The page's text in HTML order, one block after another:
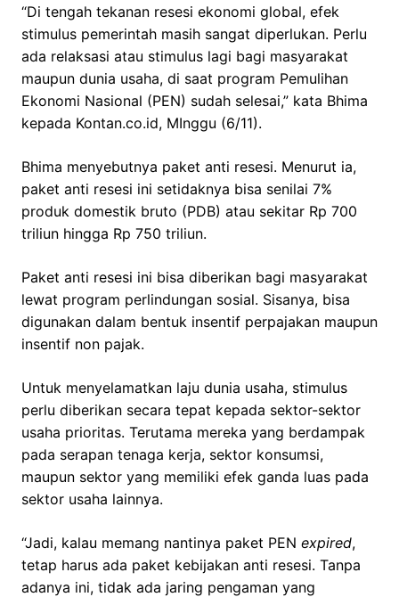
“Di tengah tekanan resesi ekonomi global, efek
stimulus pemerintah masih sangat diperlukan. Perlu
ada relaksasi atau stimulus lagi bagi masyarakat
maupun dunia usaha, di saat program Pemulihan
Ekonomi Nasional (PEN) sudah selesai,” kata Bhima
kepada Kontan.co.id, MInggu (6/11).
Bhima menyebutnya paket anti resesi. Menurut ia,
paket anti resesi ini setidaknya bisa senilai 7%
produk domestik bruto (PDB) atau sekitar Rp 700
triliun hingga Rp 750 triliun.
Paket anti resesi ini bisa diberikan bagi masyarakat
lewat program perlindungan sosial. Sisanya, bisa
digunakan dalam bentuk insentif perpajakan maupun
insentif non pajak.
Untuk menyelamatkan laju dunia usaha, stimulus
perlu diberikan secara tepat kepada sektor-sektor
usaha prioritas. Terutama mereka yang berdampak
pada serapan tenaga kerja, sektor konsumsi,
maupun sektor yang memiliki efek ganda luas pada
sektor usaha lainnya.
“Jadi, kalau memang nantinya paket PEN expired,
tetap harus ada paket kebijakan anti resesi. Tanpa
adanya ini, tidak ada jaring pengaman yang